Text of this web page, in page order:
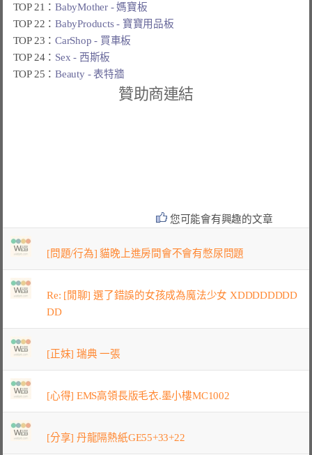
TOP 21：BabyMother - 媽寶板
TOP 22：BabyProducts - 寶寶用品板
TOP 23：CarShop - 買車板
TOP 24： Sex - 西斯板
TOP 25：Beauty - 表特牆
贊助商連結
您可能會有興趣的文章
[問題/行為] 貓晚上進房間會不會有憋尿問題
Re: [閒聊] 選了錯誤的女孩成為魔法少女 XDDDDDDDD
DD
[正妹] 瑞典 一張
[心得] EMS高領長版毛衣.墨小樓MC1002
[分享] 丹龍隔熱紙GE55+33+22